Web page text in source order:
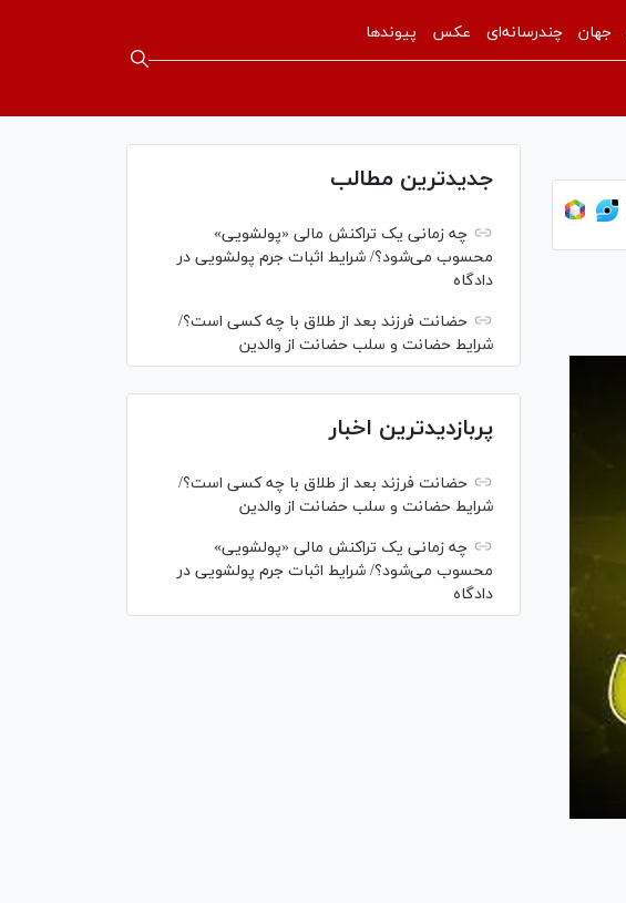
جهان چندرسانه‌ای عکس پیوندها
جدیدترین مطالب
چه زمانی یک تراکنش مالی «پولشویی»
محسوب می‌شود؟/ شرایط اثبات جرم پولشویی در
دادگاه
حضانت فرزند بعد از طلاق با چه کسی است؟/
شرایط حضانت و سلب حضانت از والدین
پربازدیدترین اخبار
حضانت فرزند بعد از طلاق با چه کسی است؟/
شرایط حضانت و سلب حضانت از والدین
چه زمانی یک تراکنش مالی «پولشویی»
محسوب می‌شود؟/ شرایط اثبات جرم پولشویی در
دادگاه